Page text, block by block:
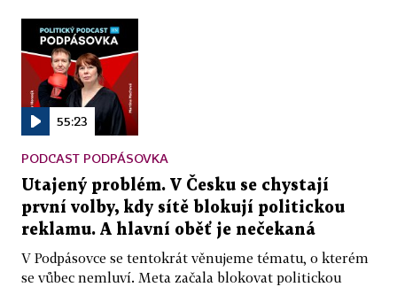
55:23
PODCAST PODPÁSOVKA
Utajený problém. V Česku se chystají
první volby, kdy sítě blokují politickou
reklamu. A hlavní oběť je nečekaná
V Podpásovce se tentokrát věnujeme tématu, o kterém
se vůbec nemluví. Meta začala blokovat politickou